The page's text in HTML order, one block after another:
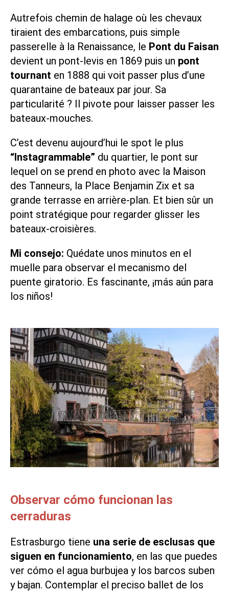
Autrefois chemin de halage où les chevaux
tiraient des embarcations, puis simple
passerelle à la Renaissance, le Pont du Faisan
devient un pont-levis en 1869 puis un pont
tournant en 1888 qui voit passer plus d’une
quarantaine de bateaux par jour. Sa
particularité ? Il pivote pour laisser passer les
bateaux-mouches.
C’est devenu aujourd’hui le spot le plus
“Instagrammable” du quartier, le pont sur
lequel on se prend en photo avec la Maison
des Tanneurs, la Place Benjamin Zix et sa
grande terrasse en arrière-plan. Et bien sûr un
point stratégique pour regarder glisser les
bateaux-croisières.
Mi consejo: Quédate unos minutos en el
muelle para observar el mecanismo del
puente giratorio. Es fascinante, ¡más aún para
los niños!
Observar cómo funcionan las
cerraduras
Estrasburgo tiene una serie de esclusas que
siguen en funcionamiento, en las que puedes
ver cómo el agua burbujea y los barcos suben
y bajan. Contemplar el preciso ballet de los